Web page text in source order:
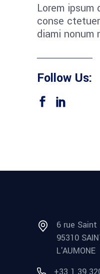
Lorem ipsum
conse
diami nonum
Follow Us:
6 rue Saint
95310
L'AUMONE